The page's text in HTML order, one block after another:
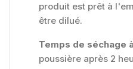
produit est prêt à
être dilué.
Temps de séchage
poussière après 2